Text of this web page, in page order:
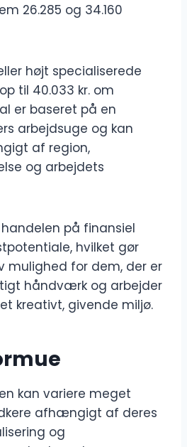
26.285 og 34.160
højt specialiserede
til 40.033 kr. om
er baseret på en
arbejdsuge og kan
af region,
og arbejdets
på finansiel
hvilket gør
mulighed for dem, der er
håndværk og arbejder
kreativt, givende miljø.
kan variere meget
afhængigt af deres
og